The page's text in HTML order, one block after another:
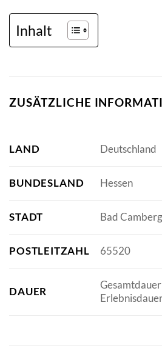
Inhalt
ZUSÄTZLICHE
LAND Deutschland
BUNDESLAND Hessen
STADT Bad Camberg
POSTLEITZAHL 65520
DAUER